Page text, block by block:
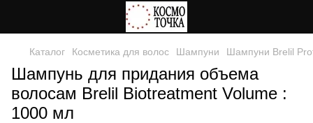
Каталог Косметика для волос Шампуни Шампуни Brelil
Шампунь для придания объема
волосам Brelil Biotreatment Volume :
1000 мл